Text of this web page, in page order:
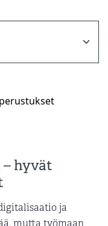
– hyvät
ja
mutta työmaan